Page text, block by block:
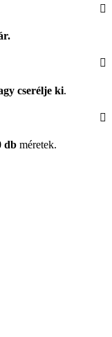
cserélje ki.
db méretek.